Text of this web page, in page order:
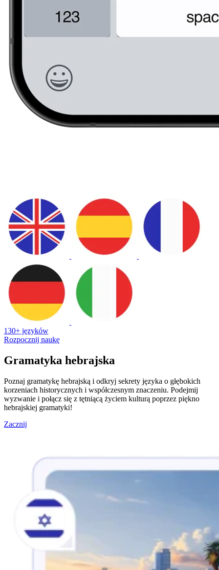
130+ języków
Rozpocznij naukę
Gramatyka hebrajska
Poznaj gramatykę hebrajską i odkryj sekrety języka o głębokich
korzeniach historycznych i współczesnym znaczeniu. Podejmij
wyzwanie i połącz się z tętniącą życiem kulturą poprzez piękno
hebrajskiej gramatyki!
Zacznij